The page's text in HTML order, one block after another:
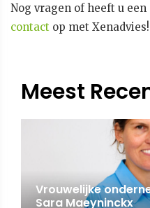
Nog vragen of heeft u een
contact op met Xenadvies!
Meest
Vrouwelijke
Sara Maeyninckx